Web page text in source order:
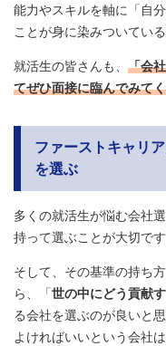
能力やスキルを軸に「自
ことが身に染みついてい
就活生の皆さんも、 「会
てぜひ面接に臨んでみて
ファーストキャリ
を選ぶ
多くの就活生が悩む会社
持って選ぶことが大切です
そして、その基準の持ち
ら、「世の中にどう貢献
る会社を選ぶのが良いと
よければいいという会社